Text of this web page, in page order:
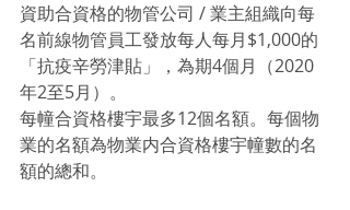
資助合資格的物管公司 / 業主組織向每
名前線物管員工發放每人每月$1,000的
「抗疫辛勞津貼」，為期4個月（2020
年2至5月）。
每幢合資格樓宇最多12個名額。每個物
業的名額為物業内合資格樓宇幢數的名
額的總和。